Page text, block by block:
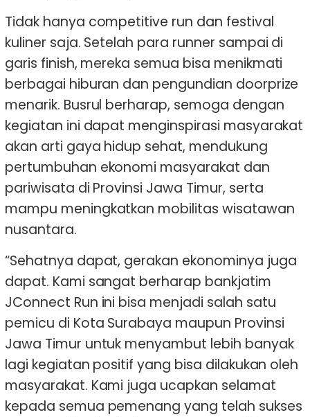
Tidak hanya competitive run dan festival
kuliner saja. Setelah para runner sampai di
garis finish, mereka semua bisa menikmati
berbagai hiburan dan pengundian doorprize
menarik. Busrul berharap, semoga dengan
kegiatan ini dapat menginspirasi masyarakat
akan arti gaya hidup sehat, mendukung
pertumbuhan ekonomi masyarakat dan
pariwisata di Provinsi Jawa Timur, serta
mampu meningkatkan mobilitas wisatawan
nusantara.
“Sehatnya dapat, gerakan ekonominya juga
dapat. Kami sangat berharap bankjatim
JConnect Run ini bisa menjadi salah satu
pemicu di Kota Surabaya maupun Provinsi
Jawa Timur untuk menyambut lebih banyak
lagi kegiatan positif yang bisa dilakukan oleh
masyarakat. Kami juga ucapkan selamat
kepada semua pemenang yang telah sukses